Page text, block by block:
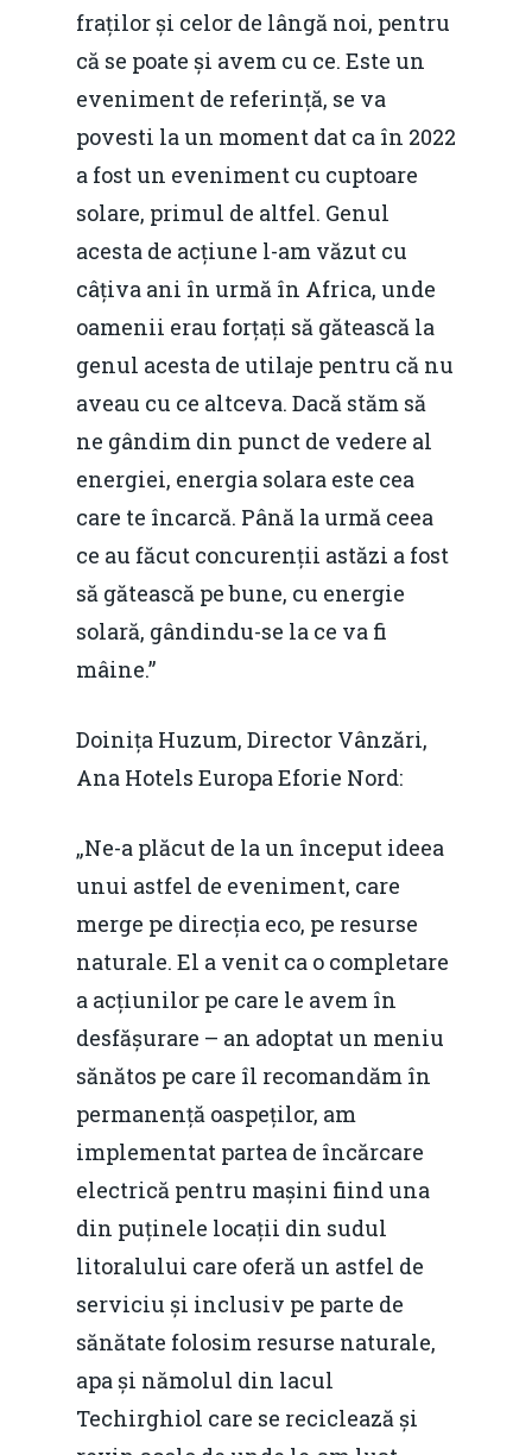
fraților și celor de lângă noi, pentru
că se poate și avem cu ce. Este un
eveniment de referință, se va
povesti la un moment dat ca în 2022
a fost un eveniment cu cuptoare
solare, primul de altfel. Genul
acesta de acțiune l-am văzut cu
câțiva ani în urmă în Africa, unde
oamenii erau forțați să gătească la
genul acesta de utilaje pentru că nu
aveau cu ce altceva. Dacă stăm să
ne gândim din punct de vedere al
energiei, energia solara este cea
care te încarcă. Până la urmă ceea
ce au făcut concurenții astăzi a fost
să gătească pe bune, cu energie
solară, gândindu-se la ce va fi
mâine.”
Doinița Huzum, Director Vânzări,
Ana Hotels Europa Eforie Nord:
„Ne-a plăcut de la un început ideea
unui astfel de eveniment, care
merge pe direcția eco, pe resurse
naturale. El a venit ca o completare
a acțiunilor pe care le avem în
desfășurare – an adoptat un meniu
sănătos pe care îl recomandăm în
permanență oaspeților, am
implementat partea de încărcare
electrică pentru mașini fiind una
din puținele locații din sudul
litoralului care oferă un astfel de
serviciu și inclusiv pe parte de
sănătate folosim resurse naturale,
apa și nămolul din lacul
Techirghiol care se reciclează și